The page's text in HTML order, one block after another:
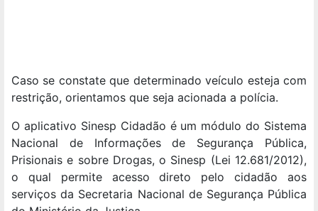
Caso se constate que determinado veículo esteja com
restrição, orientamos que seja acionada a polícia.
O aplicativo Sinesp Cidadão é um módulo do Sistema
Nacional de Informações de Segurança Pública,
Prisionais e sobre Drogas, o Sinesp (Lei 12.681/2012),
o qual permite acesso direto pelo cidadão aos
serviços da Secretaria Nacional de Segurança Pública